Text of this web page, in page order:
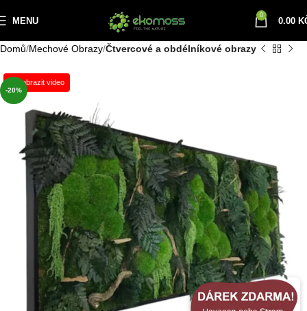
MENU
0
0.00
Domů Mechové Obrazy Čtvercové a obdélníkové obrazy
-20%
Zobrazit video